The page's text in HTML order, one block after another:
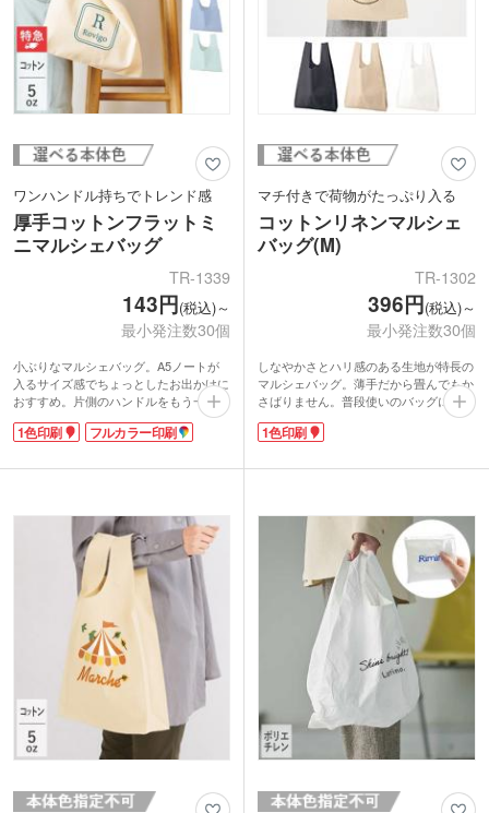
ワンハンドル持ちでトレンド感
厚手コットンフラットミ
ニマルシェバッグ
TR-1339
143円(税込)～
最小発注数30個
小ぶりなマルシェバッグ。A5ノートが
入るサイズ感でちょっとしたお出かけに
おすすめ。片側のハンドルをもう一方に
通すと、たちまち人気のワンハンドルバ
ッグ風に。生地の厚みは5オンス。マチ
い使用感です。
制作にいかがでしょうか。
1色印刷 フルカラー印刷
マチ付きで荷物がたっぷり入る
コットンリネンマルシェ
バッグ(M)
TR-1302
396円(税込)～
最小発注数30個
しなやかさとハリ感のある生地が特長の
マルシェバッグ。薄手だから畳んでもか
さばりません。普段使いのバッグに入れ
ておけばサブバッグとして活躍します。
マチ付きでA4がすっぽりと入るサイズ感
最適です。
入れノベルティが作成できます。
1色印刷